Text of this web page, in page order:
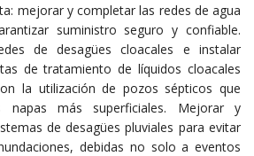
mejorar y completar las redes de agua
suministro seguro y confiable.
de desagües cloacales e instalar
de tratamiento de líquidos cloacales
la utilización de pozos sépticos que
napas más superficiales. Mejorar y
de desagües pluviales para evitar
debidas no solo a eventos